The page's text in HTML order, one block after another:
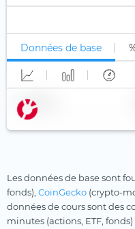
Moat
Multi-Actifs
Ordinateur
Principes chrétiens
Robotique
Santé
Santé
YourIndex
Uniquement long
Long Levier
Short
Short Levier
Données de base
Nom
Les données de base sont
fonds), CoinGecko (crypto-
données de cours sont des
minutes (actions, ETF,